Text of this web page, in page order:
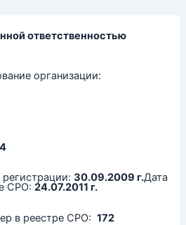
ответственностью
организации:
регистрации:30.09.2009 г.Дата
СРО:24.07.2011 г.
в реестре СРО:172